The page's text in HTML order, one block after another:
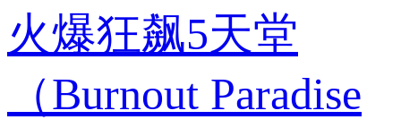
火爆狂飙5天堂
（Burnout Paradise